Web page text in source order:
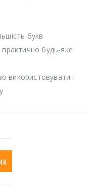
букв
будь-яке
використовувати і